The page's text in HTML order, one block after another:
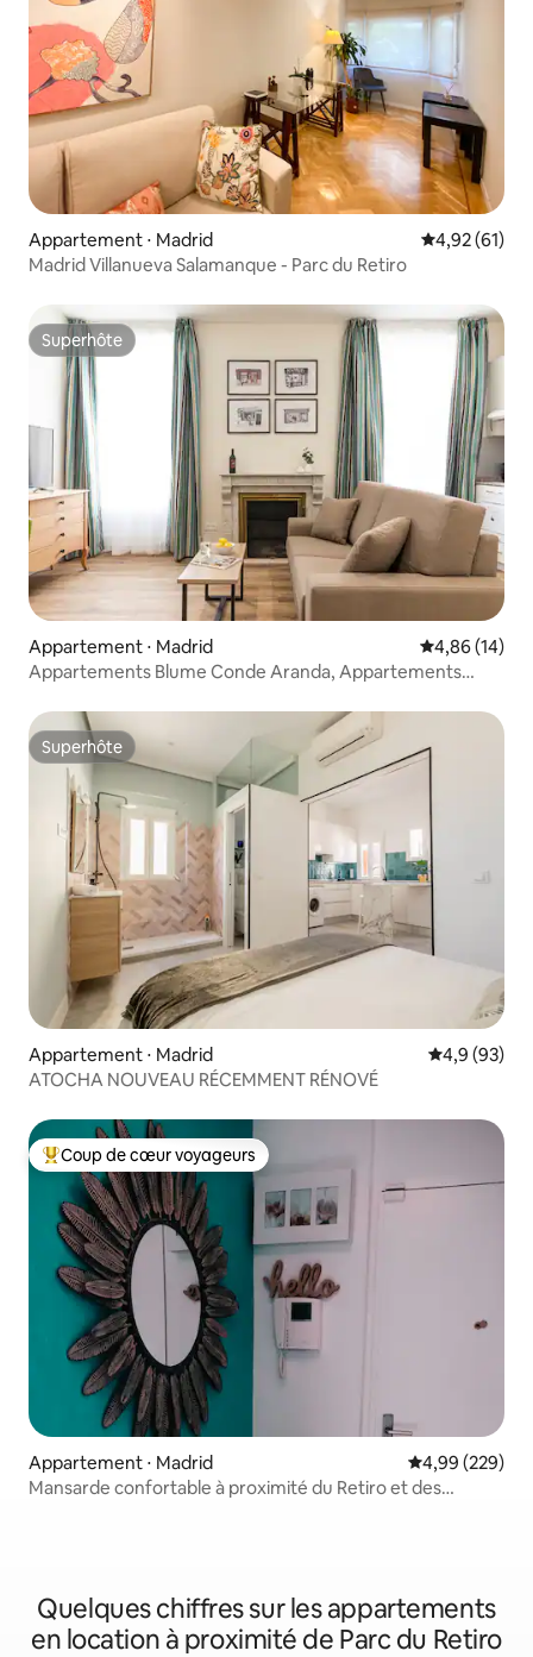
Appartement ⋅ Madrid Évaluation
4,92 (61)
Madrid Villanueva Salamanque - Parc du Retiro
Superhôte
Superhôte
Appartement ⋅ Madrid Évaluation
4,86 (14)
Appartements Blume Conde Aranda, Appartements
Superhôte
Superhôte
Appartement ⋅ Madrid Évaluation
4,9 (93)
ATOCHA NOUVEAU RÉCEMMENT RÉNOVÉ
Coups de cœur voyageurs les plus appréciés
Coup de cœur voyageurs
Appartement ⋅ Madrid Évaluation
4,99 (229)
Mansarde confortable à proximité du Retiro et des
Quelques chiffres sur les appartements
en location à proximité de Parc du Retiro